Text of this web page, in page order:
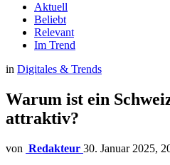
Aktuell
Beliebt
Relevant
Im Trend
in Digitales & Trends
Warum ist ein
attraktiv?
von Redakteur 30. Januar 2025,